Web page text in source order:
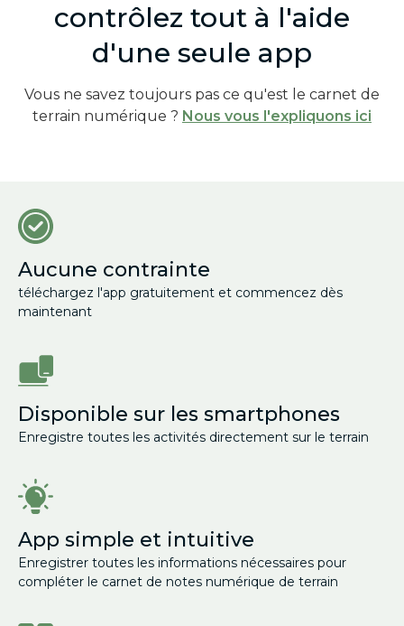
contrôlez tout à l'aide
d'une seule app
Vous ne savez toujours pas ce qu'est le carnet de
terrain numérique ? Nous vous l'expliquons ici
Aucune contrainte
téléchargez l'app gratuitement et commencez dès
maintenant
Disponible sur les smartphones
Enregistre toutes les activités directement sur le terrain
App simple et intuitive
Enregistrer toutes les informations nécessaires pour
compléter le carnet de notes numérique de terrain